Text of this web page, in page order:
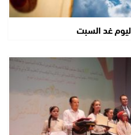
غد السبت